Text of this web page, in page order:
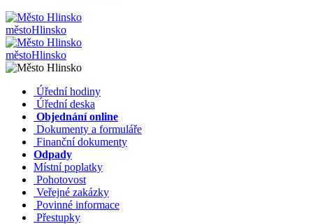
městoHlinsko
městoHlinsko
Úřední hodiny
Úřední deska
Objednání online
Dokumenty a formuláře
Finanční dokumenty
Odpady
Místní poplatky
Pohotovost
Veřejné zakázky
Povinné informace
Přestupky